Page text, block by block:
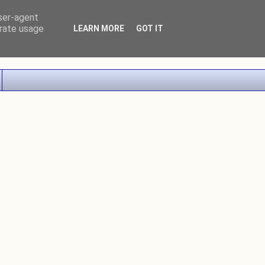
agent
usage
LEARN MORE GOT IT